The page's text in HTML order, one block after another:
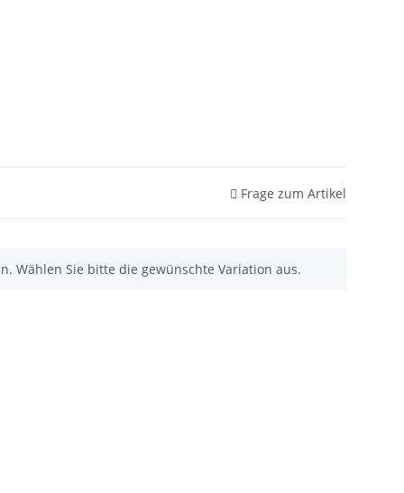
Frage zum Artikel
Wählen Sie bitte die gewünschte Variation aus.